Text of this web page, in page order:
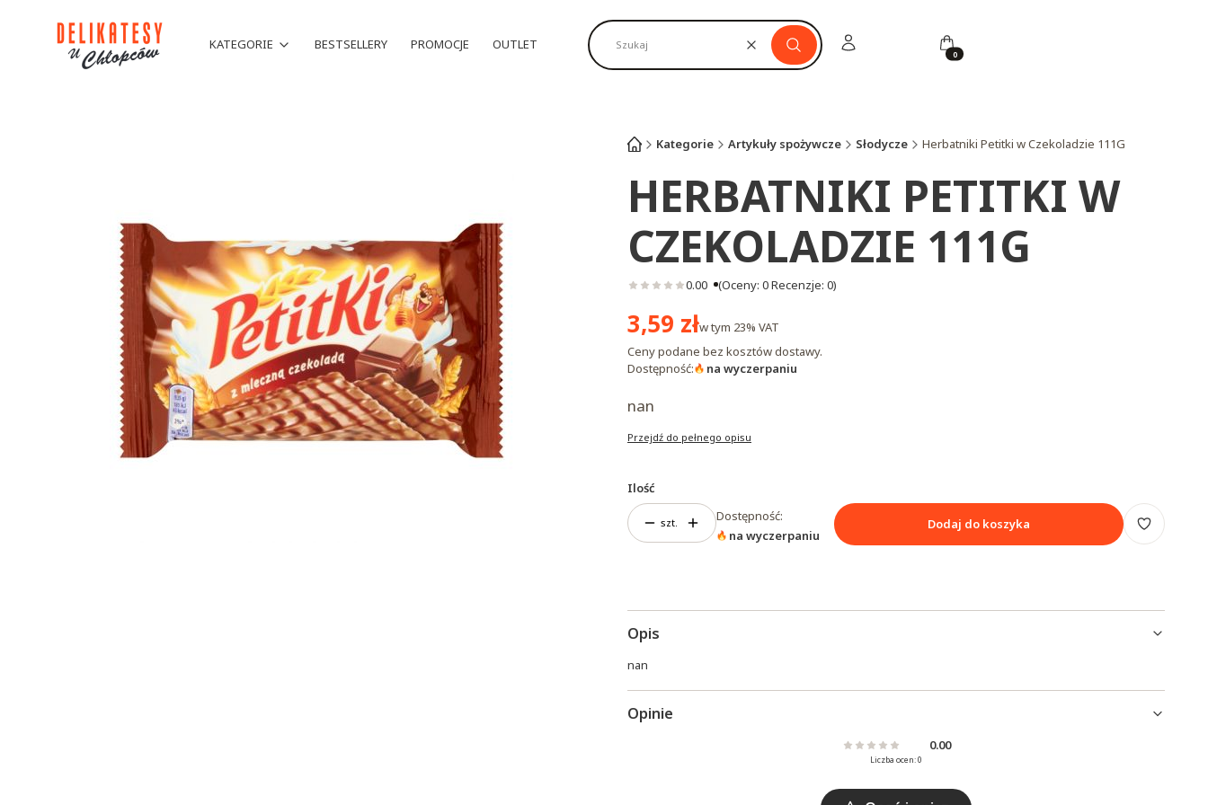
KATEGORIE BESTSELLERY PROMOCJE OUTLET Wyczyść Szukaj
Zaloguj się Koszyk
Kategorie Artykuły spożywcze Słodycze Herbatniki Petitki w Czekoladzie 111G
HERBATNIKI PETITKI W
CZEKOLADZIE 111G
0.00 (Oceny: 0 Recenzje: 0)
Cena
3,59 złw tym 23% VAT
Ceny podane bez kosztów dostawy.
Dostępność:
na wyczerpaniu
nan
Przejdź do pełnego opisu
Ilość
szt.
Dostępność:
na wyczerpaniu
Dodaj do koszyka
Opis
nan
Opinie
0.00
Liczba ocen: 0